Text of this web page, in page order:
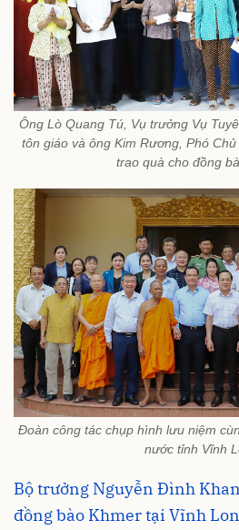
Ông Lò Quang Tú, Vụ trưởng Vụ
tôn giáo và ông Kim Rương, Phó
trao quà cho đồng
Đoàn công tác chụp hình lưu niệm
nước tỉnh Vĩnh
Bộ trưởng Nguyễn Đình
đồng bào Khmer tại Vĩnh